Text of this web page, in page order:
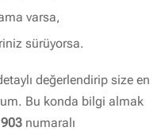
varsa,
sürüyorsa.
değerlendirip size en
Bu konda bilgi almak
numaralı